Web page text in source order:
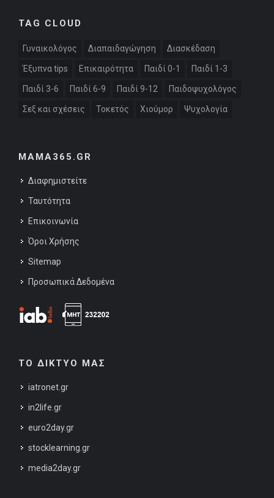
TAG CLOUD
Γυναικολόγος Διαπαιδαγώγηση Διασκέδαση
Έξυπνα tips Επικαιρότητα Παιδί 0-1 Παιδί 1-3
Παιδί 3-6 Παιδί 6-9 Παιδί 9-12 Παιδοψυχολόγος
Σεξ και σχέσεις Τοκετός Χιούμορ Ψυχολογία
MAMA365.GR
Διαφημιστείτε
Ταυτότητα
Επικοινωνία
Όροι Χρήσης
Sitemap
Προσωπικά Δεδομένα
ΤΟ ΔΙΚΤΥΟ ΜΑΣ
iatronet.gr
in2life.gr
euro2day.gr
stocklearning.gr
media2day.gr